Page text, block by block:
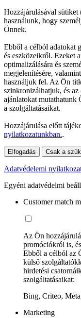
Hozzájárulásával sütiket
használunk, hogy
Önnek.
Ebből a célból adatokat
és eszközeikről. Ezeket
optimalizálására és
megjelenítésére,
használjuk fel. Az Ön
szinkronizálhatjuk, és
ajánlatokat mutathatunk
a szolgáltatásaikat.
Hozzájárulása előtt
nyilatkozatunkban..
Elfogadás Csak a
Adatvédelemi
Egyéni adatvédelmi
Customer match
Az Ön
promóciókról is,
Ebből a célból az
külső
hirdetési
szolgáltatásaikat:
Bing, Criteo,
Marketing